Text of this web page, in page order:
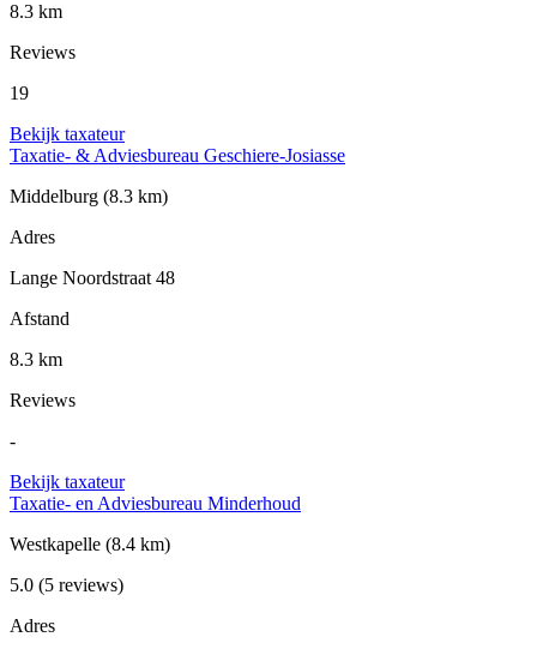
8.3 km
Reviews
19
Bekijk taxateur
Taxatie- & Adviesbureau Geschiere-Josiasse
Middelburg (8.3 km)
Adres
Lange Noordstraat 48
Afstand
8.3 km
Reviews
-
Bekijk taxateur
Taxatie- en Adviesbureau Minderhoud
Westkapelle (8.4 km)
5.0 (5 reviews)
Adres